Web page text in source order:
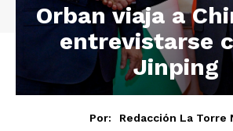
Orban viaja a
entrevistarse
Jinping
Por:
Redacción La Torre